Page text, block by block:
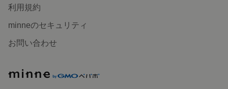
利用規約
minneのセキュリティ
お問い合わせ